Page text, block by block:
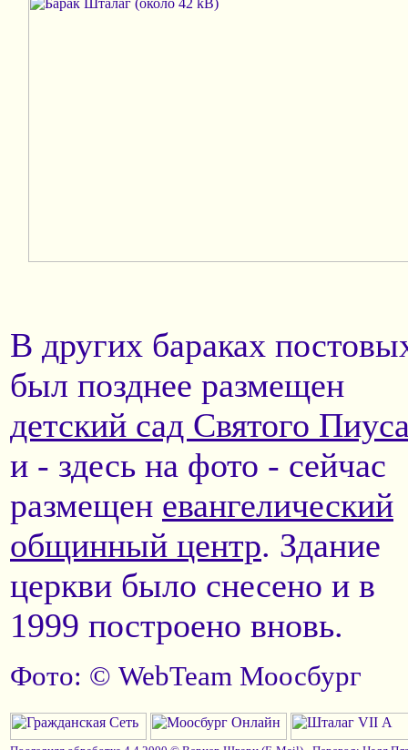
В других бараках
был позднее размещен
детский сад Святого
и - здесь на фото - сейчас
размещен евангелический
общинный центр. Здание
церкви было снесено и в
1999 построено вновь.
Фото: © WebTeam Моосбург